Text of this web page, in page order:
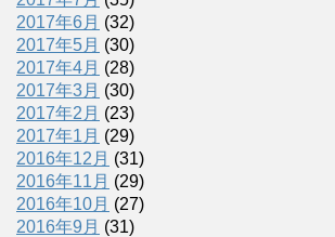
2017年6月 (32)
2017年5月 (30)
2017年4月 (28)
2017年3月 (30)
2017年2月 (23)
2017年1月 (29)
2016年12月 (31)
2016年11月 (29)
2016年10月 (27)
2016年9月 (31)